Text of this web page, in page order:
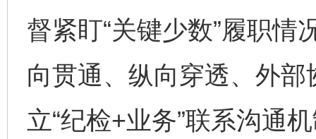
督紧盯“关键少数”履职情
向贯通、纵向穿透、外
立“纪检+业务”联系沟通